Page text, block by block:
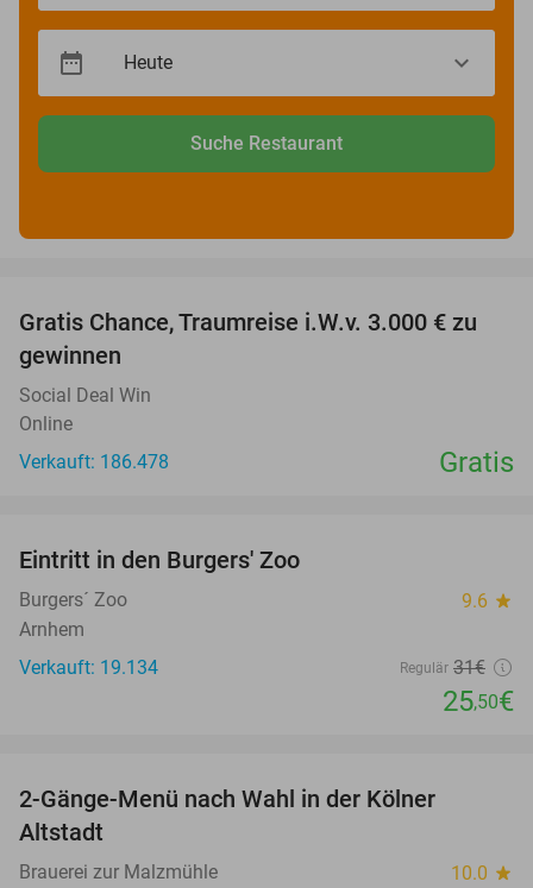
Suche Restaurant
Gratis Chance, Traumreise i.W.v. 3.000 € zu
gewinnen
Social Deal Win
Online
Verkauft: 186.478
Gratis
Eintritt in den Burgers' Zoo
Burgers´ Zoo 9.6 star
Arnhem
Verkauft: 19.134
Regulär 31€
25,50€
2-Gänge-Menü nach Wahl in der Kölner
Altstadt
Brauerei zur Malzmühle 10.0 star